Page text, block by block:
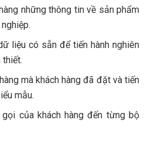
những thông tin về sản phẩm
liệu có sẵn để tiến hành nghiên
thiết.
mà khách hàng đã đặt và tiến
mẫu.
của khách hàng đến từng bộ